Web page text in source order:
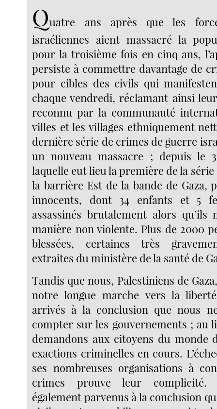
Quatre ans après que les
israéliennes aient massacré la
pour la troisième fois en cinq ans,
persiste à commettre davantage de
pour cibles des civils qui
chaque vendredi, réclamant ainsi
reconnu par la communauté
villes et les villages ethniquement
dernière série de crimes de guerre
un nouveau massacre ; depuis le
laquelle eut lieu la première de la
la barrière Est de la bande de Gaza,
innocents, dont 34 enfants et 5
assassinés brutalement alors qu’ils
manière non violente. Plus de 2000
blessées, certaines très
extraites du ministère de la santé de
Tandis que nous, Palestiniens de
notre longue marche vers la
arrivés à la conclusion que nous
compter sur les gouvernements ; au
demandons aux citoyens du monde
exactions criminelles en cours.
ses nombreuses organisations à
crimes prouve leur complicité.
également parvenus à la conclusion